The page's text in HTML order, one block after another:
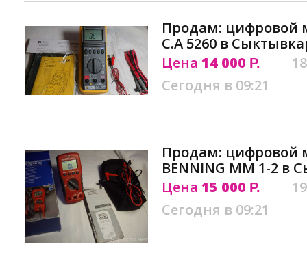
Продам: цифровой
C.A 5260 в
Цена 14 000 Р.
Сегодня в 09:21
Продам: цифровой
BENNING MM 1-2 в
Цена 15 000 Р.
Сегодня в 09:21